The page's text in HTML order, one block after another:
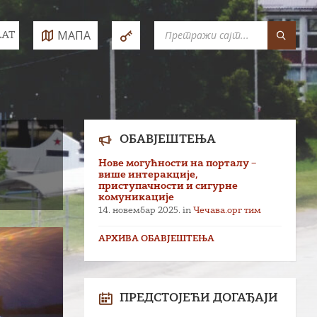
МАПА
ОБАВЈЕШТЕЊА
Нове могућности на порталу –
више интеракције,
приступачности и сигурне
комуникације
14. новембар 2025.in Чечава.орг тим
АРХИВА ОБАВЈЕШТЕЊА
ПРЕДСТОЈЕЋИ ДОГАЂАЈИ